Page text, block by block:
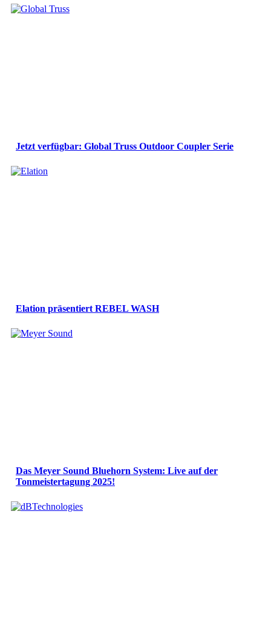
Jetzt verfügbar: Global Truss Outdoor Coupler Serie
Elation präsentiert REBEL WASH
Das Meyer Sound Bluehorn System: Live auf der
Tonmeistertagung 2025!